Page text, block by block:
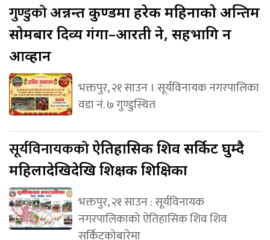
गुण्डुकोअन्नन्त कुण्डमा हरेक महिनाको अन्तिम
सोमबार दिव्य गंगा–आरती हुने, सहभागि हुन
आव्हान
भक्तपुर, २१ साउन । सूर्यविनायक नगरपालिका
वडा नं. ७ गुण्डुस्थित
सूर्यविनायककोऐतिहासिक शिव सर्किट घुम्दै
महिलादेखिदेखि शिक्षक शिक्षिका
भक्तपुर, २१ साउन : सूर्यविनायक
नगरपालिकाको ऐतिहासिक शिव शिव
सर्किटकोबारेमा